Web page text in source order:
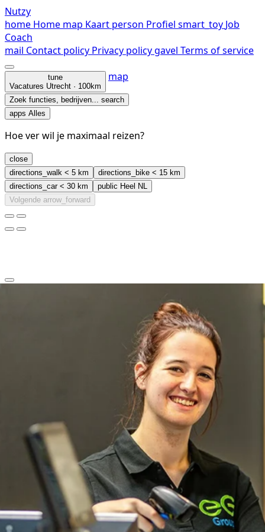
Nutzy
home Home map Kaart person Profiel smart_toy Job
Coach
mail Contact policy Privacy policygavel Terms of service
tune
Vacatures Utrecht · 100km
map
Zoek functies, bedrijven... search
apps Alles
Hoe ver wil je maximaal reizen?
close
directions_walk < 5 km directions_bike < 15 km
directions_car< 30 km public Heel NL
Volgende arrow_forward